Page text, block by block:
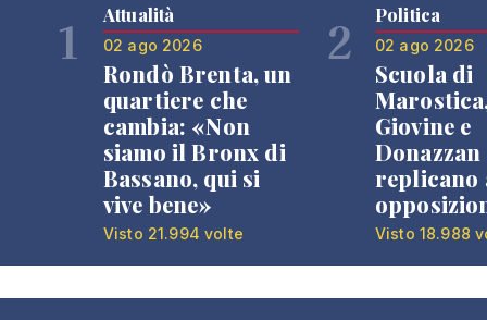
1 Attualità
02 ago 2026
Rondò Brenta, un
quartiere che
cambia: «Non
siamo il Bronx di
Bassano, qui si
vive bene»
Visto 21.994 volte
2 Politica
02 ago 2026
Scuola di
Giovine e
Donazzan
replicano
Visto 18.988